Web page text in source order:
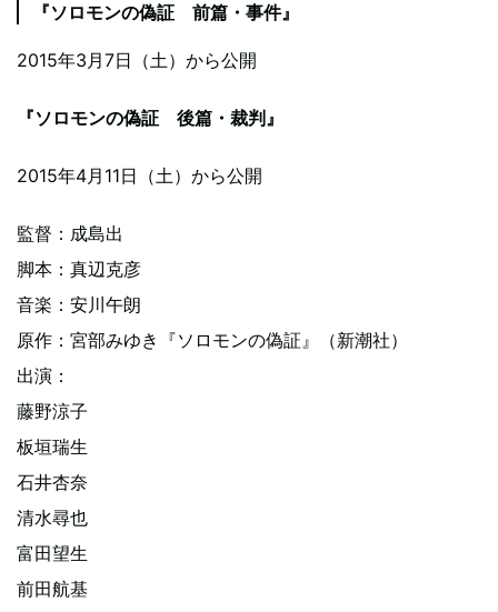
『ソロモンの偽証 前篇・事件』
2015年3月7日（土）から公開
『ソロモンの偽証 後篇・裁判』
2015年4月11日（土）から公開
監督：成島出
脚本：真辺克彦
音楽：安川午朗
原作：宮部みゆき『ソロモンの偽証』（新潮社）
出演：
藤野涼子
板垣瑞生
石井杏奈
清水尋也
富田望生
前田航基